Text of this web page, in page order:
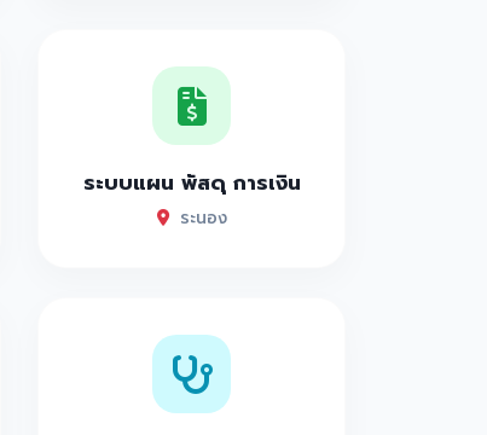
ระบบแผน พัสดุ การเงิน
ระนอง